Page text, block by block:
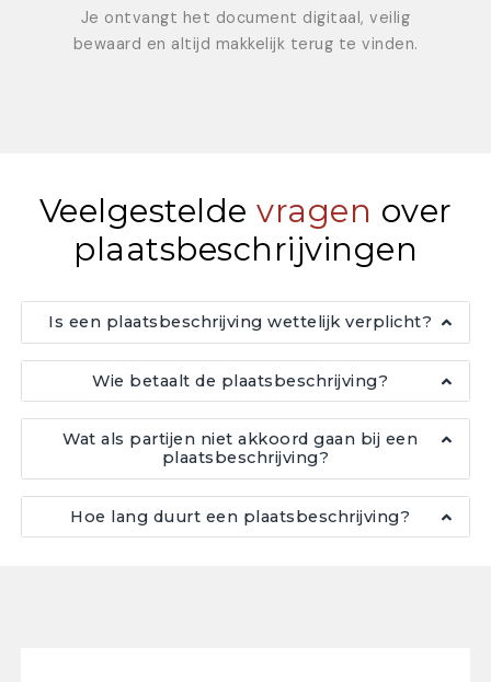
Je ontvangt het document digitaal, veilig
bewaard en altijd makkelijk terug te vinden.
Veelgestelde vragen over
plaatsbeschrijvingen
Is een plaatsbeschrijving wettelijk verplicht?
Wie betaalt de plaatsbeschrijving?
Wat als partijen niet akkoord gaan bij een
plaatsbeschrijving?
Hoe lang duurt een plaatsbeschrijving?